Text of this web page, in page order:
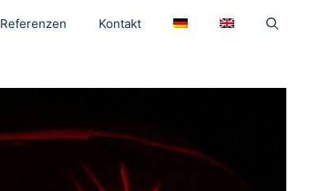
Referenzen Kontakt